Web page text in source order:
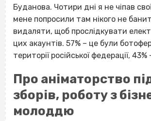
Буданова. Чотири дні я не чіпав
мене попросили там нікого не
видаляти, щоб прослідкувати
цих акаунтів. 57% – це були
території російської федерації, 43%
Про аніматорство
зборів, роботу з
молоддю